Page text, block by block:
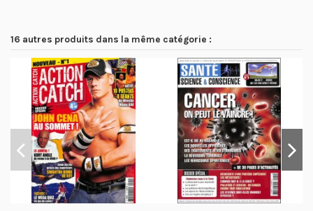
16 autres produits dans la même catégorie :